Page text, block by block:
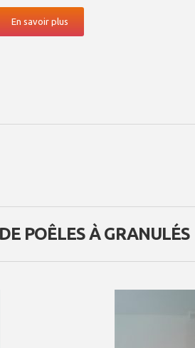
En savoir plus
POÊLES À GRANULÉS